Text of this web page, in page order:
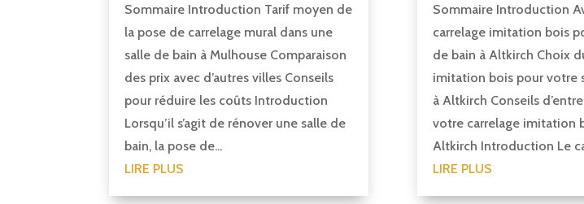
Sommaire Introduction Tarif moyen de
la pose de carrelage mural dans une
salle de bain à Mulhouse Comparaison
des prix avec d’autres villes Conseils
pour réduire les coûts Introduction
Lorsqu’il s’agit de rénover une salle de
bain, la pose de...
LIRE PLUS
Sommaire Introduction
carrelage imitation bois
de bain à Altkirch Choix
imitation bois pour votre
à Altkirch Conseils
votre carrelage imitation
Altkirch Introduction Le
LIRE PLUS